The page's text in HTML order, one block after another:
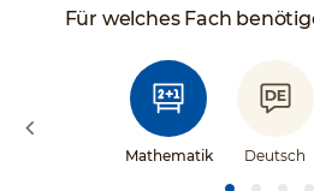
Für welches Fach
Mathematik Deutsch